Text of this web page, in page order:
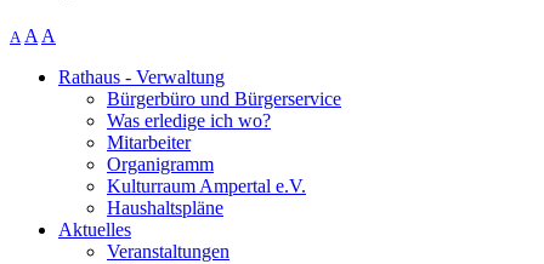
A A A
Rathaus - Verwaltung
Bürgerbüro und Bürgerservice
Was erledige ich wo?
Mitarbeiter
Organigramm
Kulturraum Ampertal e.V.
Haushaltspläne
Aktuelles
Veranstaltungen